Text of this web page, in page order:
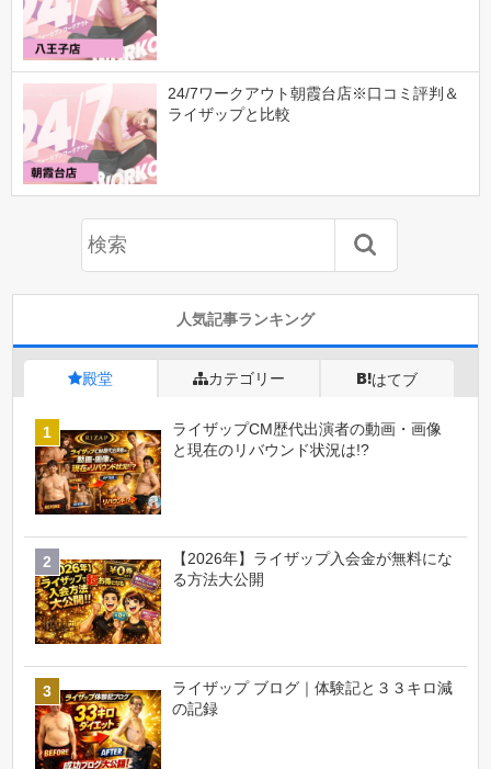
24/7ワークアウト朝霞台店※口コミ評判＆
ライザップと比較
人気記事ランキング
殿堂 カテゴリー はてブ
ライザップCM歴代出演者の動画・画像
と現在のリバウンド状況は!?
【2026年】ライザップ入会金が無料にな
る方法大公開
ライザップ ブログ｜体験記と３３キロ減
の記録